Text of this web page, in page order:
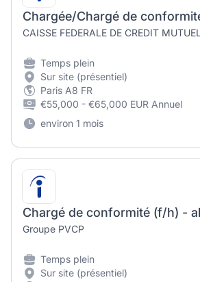
CAISSE FEDERALE DE CREDIT MUTUEL
Temps plein
Sur site (présentiel)
Paris A8 FR
€55,000 - €65,000 EUR Annuel
environ 1 mois
Chargé de conformité (f/h) -
Groupe PVCP
Temps plein
Sur site (présentiel)